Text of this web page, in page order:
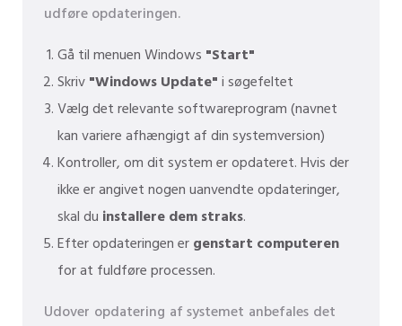
udføre opdateringen.
Gå til menuen Windows "Start"
Skriv"Windows Update"i søgefeltet
Vælg det relevante softwareprogram (navnet
kan variere afhængigt af din systemversion)
Kontroller, om dit system er opdateret. Hvis der
ikke er angivet nogen uanvendte opdateringer,
skal du installere dem straks.
Efter opdateringen ergenstart computeren
for at fuldføre processen.
Udover opdatering af systemet anbefales det